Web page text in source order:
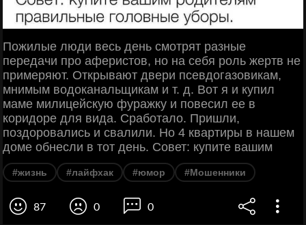
Пожилые люди весь день смотрят разные
передачи про аферистов, но на себя роль жертв не
примеряют. Открывают двери псевдогазовикам,
мнимым водоканальщикам и т. д. Вот я и купил
маме милицейскую фуражку и повесил ее в
коридоре для вида. Сработало. Пришли,
поздоровались и свалили. Но 4 квартиры в нашем
доме обнесли в тот день. Совет: купите вашим
#жизнь #лайфхак #юмор #Мошенники
87 0 0